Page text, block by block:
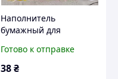
Наполнитель
бумажный для
20г желтый
Готово к отправке
38₴